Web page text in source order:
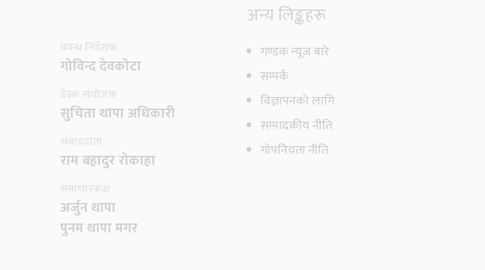
गोविन्द देवकोटा
सुचिता थापा अधिकारी
राम बहादुर रोकाहा
अर्जुन थापा
पुनम थापा मगर
अन्य लिङ्कहरू
गण्डक न्यूज बारे
सम्पर्क
विज्ञापनको लागि
सम्पादकीय नीति
गोपनियता नीति